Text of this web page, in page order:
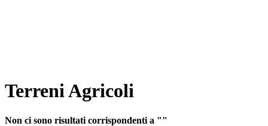
Terreni Agricoli
Non ci sono risultati corrispondenti a ""